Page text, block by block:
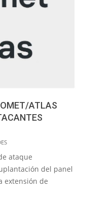
ATLAS
ataque
del panel
extensión de